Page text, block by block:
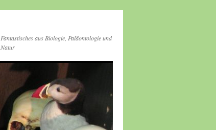
Fantastisches aus Biologie, Paläontologie und
Natur